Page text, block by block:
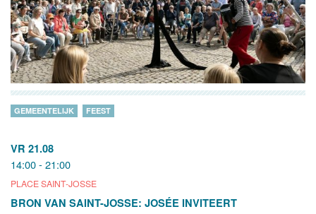
VR 21.08
14:00 - 21:00
PLACE SAINT-JOSSE
GEMEENTELIJK FEEST
BRON VAN SAINT-JOSSE: JOSÉE INVITEERT